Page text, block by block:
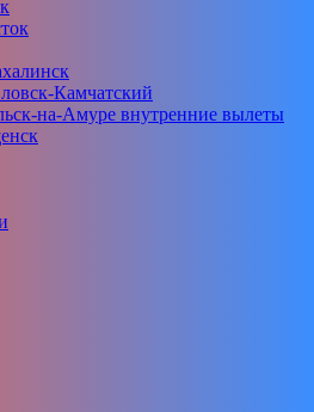
Камчатский
на-Амуре внутренние вылеты